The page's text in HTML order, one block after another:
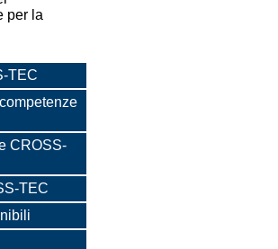
per la
TEC
CROSS-
TEC